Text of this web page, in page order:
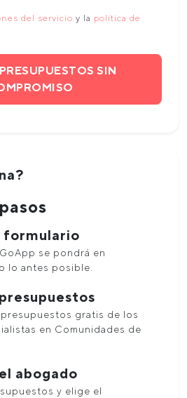
del servicio y la política de
SIN
formulario
se pondrá en
lo antes posible.
gratis de los
en Comunidades de
abogado
y elige el